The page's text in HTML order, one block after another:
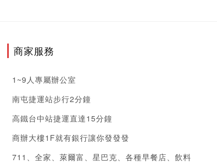
商家服務
1~9人專屬辦公室
南屯捷運站步行2分鐘
高鐵台中站捷運直達15分鐘
商辦大樓1F就有銀行讓你發發發
711、全家、萊爾富、星巴克、各種早餐店、飲料